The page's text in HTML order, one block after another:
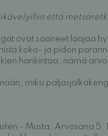
että
ovat saaneet laajaa
koko- ja pidon
hankintaa, nämä
miksi
- Musta. Arvosana